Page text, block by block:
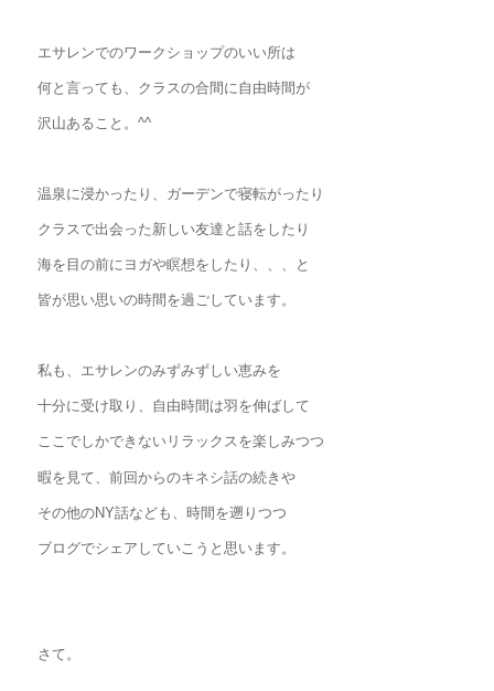
エサレンでのワークショップのいい所は
何と言っても、クラスの合間に自由時間が
沢山あること。^^
温泉に浸かったり、ガーデンで寝転がったり
クラスで出会った新しい友達と話をしたり
海を目の前にヨガや瞑想をしたり、、、と
皆が思い思いの時間を過ごしています。
私も、エサレンのみずみずしい恵みを
十分に受け取り、自由時間は羽を伸ばして
ここでしかできないリラックスを楽しみつつ
暇を見て、前回からのキネシ話の続きや
その他のNY話なども、時間を遡りつつ
ブログでシェアしていこうと思います。
さて。